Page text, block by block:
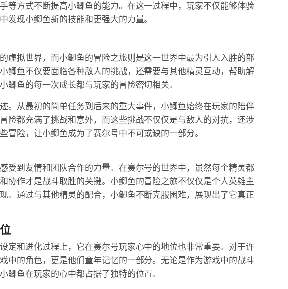
等方式不断提高小鲫鱼的能力。在这一过程中，玩家不仅能够体验
发现小鲫鱼新的技能和更强大的力量。
虚拟世界，而小鲫鱼的冒险之旅则是这一世界中最为引人入胜的部
鲫鱼不仅要面临各种敌人的挑战，还需要与其他精灵互动，帮助解
鲫鱼的每一次成长都与玩家的冒险密切相关。
。从最初的简单任务到后来的重大事件，小鲫鱼始终在玩家的陪伴
险都充满了挑战和意外，而这些挑战不仅仅是与敌人的对抗，还涉
冒险，让小鲫鱼成为了赛尔号中不可或缺的一部分。
受到友情和团队合作的力量。在赛尔号的世界中，虽然每个精灵都
协作才是战斗取胜的关键。小鲫鱼的冒险之旅不仅仅是个人英雄主
。通过与其他精灵的配合，小鲫鱼不断克服困难，展现出了它真正
定和进化过程上，它在赛尔号玩家心中的地位也非常重要。对于许
中的角色，更是他们童年记忆的一部分。无论是作为游戏中的战斗
鲫鱼在玩家的心中都占据了独特的位置。